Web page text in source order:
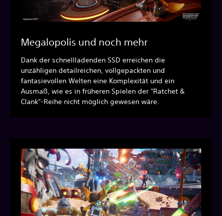
Megalopolis und noch mehr
Dank der schnellladenden SSD erreichen die
unzähligen detailreichen, vollgepackten und
fantasievollen Welten eine Komplexität und ein
Ausmaß, wie es in früheren Spielen der "Ratchet &
Clank"-Reihe nicht möglich gewesen wäre.